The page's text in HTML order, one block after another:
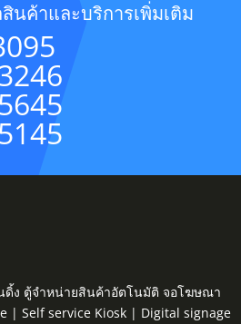
นค้าและบริการเพิ่มเติม
ดิ้ง ตู้จำหน่ายสินค้าอัตโนมัติ จอโฆษณา
| Self service Kiosk | Digital signage